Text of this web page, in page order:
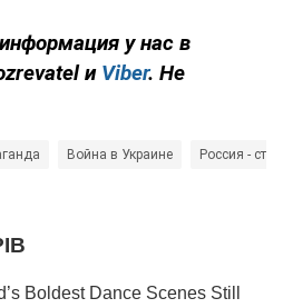
у нас в
и Viber. Не
Война в Украине Россия -